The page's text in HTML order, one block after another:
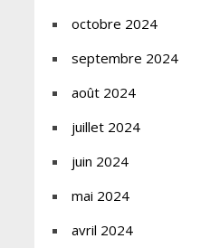
octobre 2024
septembre 2024
août 2024
juillet 2024
juin 2024
mai 2024
avril 2024